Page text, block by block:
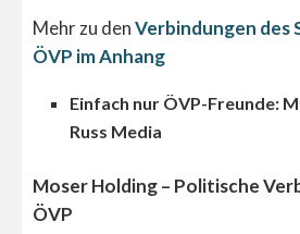
Mehr zu denVerbindungen des
ÖVP im Anhang
Einfach nur ÖVP-Freunde:
Russ Media
Moser Holding – Politische
ÖVP